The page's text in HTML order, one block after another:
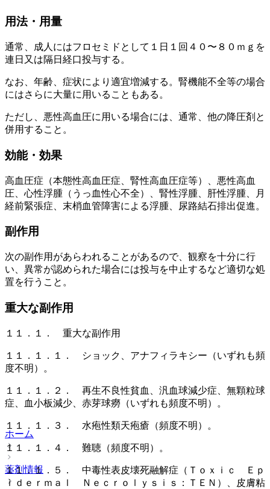
用法・用量
通常、成人にはフロセミドとして１日１回４０〜８０ｍｇを
連日又は隔日経口投与する。
なお、年齢、症状により適宜増減する。腎機能不全等の場合
にはさらに大量に用いることもある。
ただし、悪性高血圧に用いる場合には、通常、他の降圧剤と
併用すること。
効能・効果
高血圧症（本態性高血圧症、腎性高血圧症等）、悪性高血
圧、心性浮腫（うっ血性心不全）、腎性浮腫、肝性浮腫、月
経前緊張症、末梢血管障害による浮腫、尿路結石排出促進。
副作用
次の副作用があらわれることがあるので、観察を十分に行
い、異常が認められた場合には投与を中止するなど適切な処
置を行うこと。
重大な副作用
１１．１． 重大な副作用
１１．１．１． ショック、アナフィラキシー（いずれも頻
度不明）。
１１．１．２． 再生不良性貧血、汎血球減少症、無顆粒球
症、血小板減少、赤芽球癆（いずれも頻度不明）。
１１．１．３． 水疱性類天疱瘡（頻度不明）。
１１．１．４． 難聴（頻度不明）。
１１．１．５． 中毒性表皮壊死融解症（Ｔｏｘｉｃ Ｅｐ
ｉｄｅｒｍａｌ Ｎｅｃｒｏｌｙｓｉｓ：ＴＥＮ）、皮膚粘
ホーム
薬剤情報